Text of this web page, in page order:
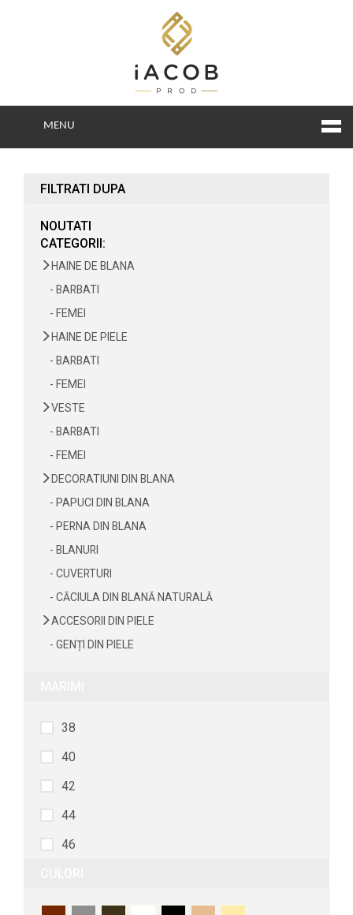
MENU
FILTRATI DUPA
NOUTATI
CATEGORII:
HAINE DE BLANA
- BARBATI
- FEMEI
HAINE DE PIELE
- BARBATI
- FEMEI
VESTE
- BARBATI
- FEMEI
DECORATIUNI DIN BLANA
- PAPUCI DIN BLANA
- PERNA DIN BLANA
- BLANURI
- CUVERTURI
- CĂCIULA DIN BLANĂ NATURALĂ
ACCESORII DIN PIELE
- GENȚI DIN PIELE
38
40
42
44
46
50